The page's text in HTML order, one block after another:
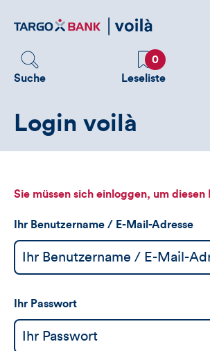
zum
Suche
Favoriten
0
Leseliste
Login voilà
Sie müssen sich einloggen, um diesen
Ihr Benutzername / E-Mail-Adresse
Ihr Passwort